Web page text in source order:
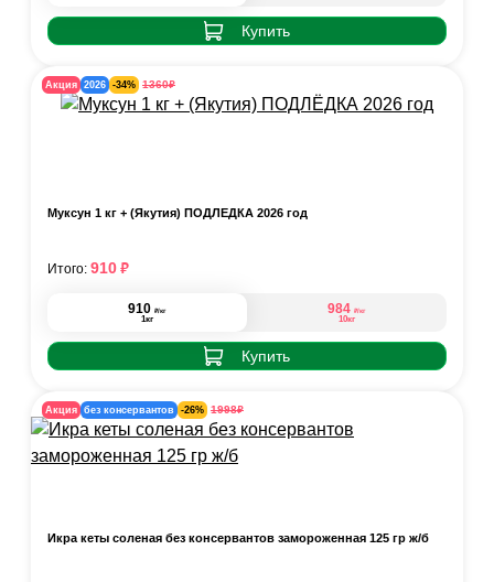
Купить
Акция 2026 -34% 1360₽
Муксун 1 кг + (Якутия) ПОДЛЁДКА 2026 год
910 ₽/кг
1кг
984 ₽/кг
10кг
Купить
Итого: 910₽
Акция без консервантов -26% 1998₽
Икра кеты соленая без консервантов замороженная 125 гр ж/б